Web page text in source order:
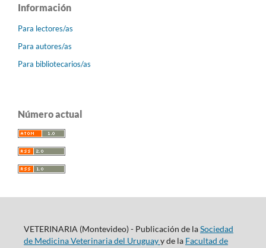
Información
Para lectores/as
Para autores/as
Para bibliotecarios/as
Número actual
VETERINARIA (Montevideo) - Publicación de laSociedad
de Medicina Veterinaria del Uruguayy de la Facultad de